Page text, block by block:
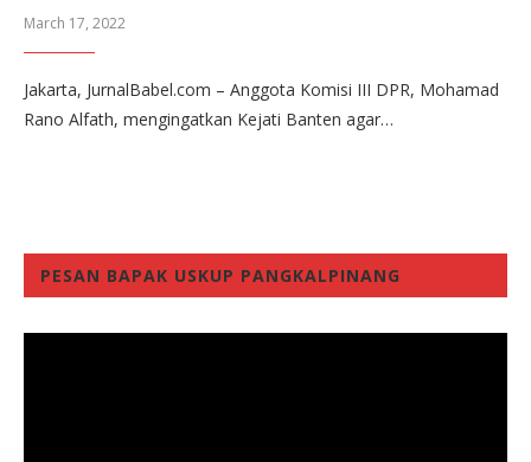
March 17, 2022
Jakarta, JurnalBabel.com – Anggota Komisi III DPR, Mohamad
Rano Alfath, mengingatkan Kejati Banten agar…
PESAN BAPAK USKUP PANGKALPINANG